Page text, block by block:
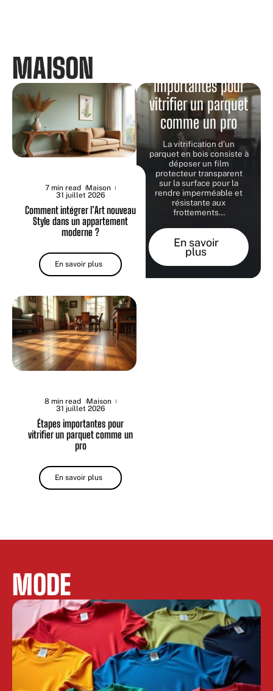
MAISON
7 min read
Maison
31 juillet 2026
Comment intégrer l’Art nouveau
Style dans un appartement
moderne ?
En savoir plus
8 min read
Maison
31 juillet 2026
Étapes importantes pour
vitrifier un parquet comme un
pro
En savoir plus
importantes pour
vitrifier un parquet
comme un pro
La vitrification d'un
parquet en bois consiste à
déposer un film
protecteur transparent
sur la surface pour la
rendre imperméable et
résistante aux
frottements…
En savoir
plus
MODE